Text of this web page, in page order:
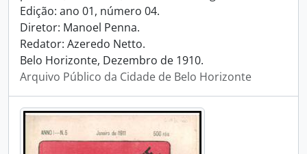
Edição: ano 01, número 04.
Diretor: Manoel Penna.
Redator: Azeredo Netto.
Belo Horizonte, Dezembro de 1910.
Arquivo Público da Cidade de Belo Horizonte